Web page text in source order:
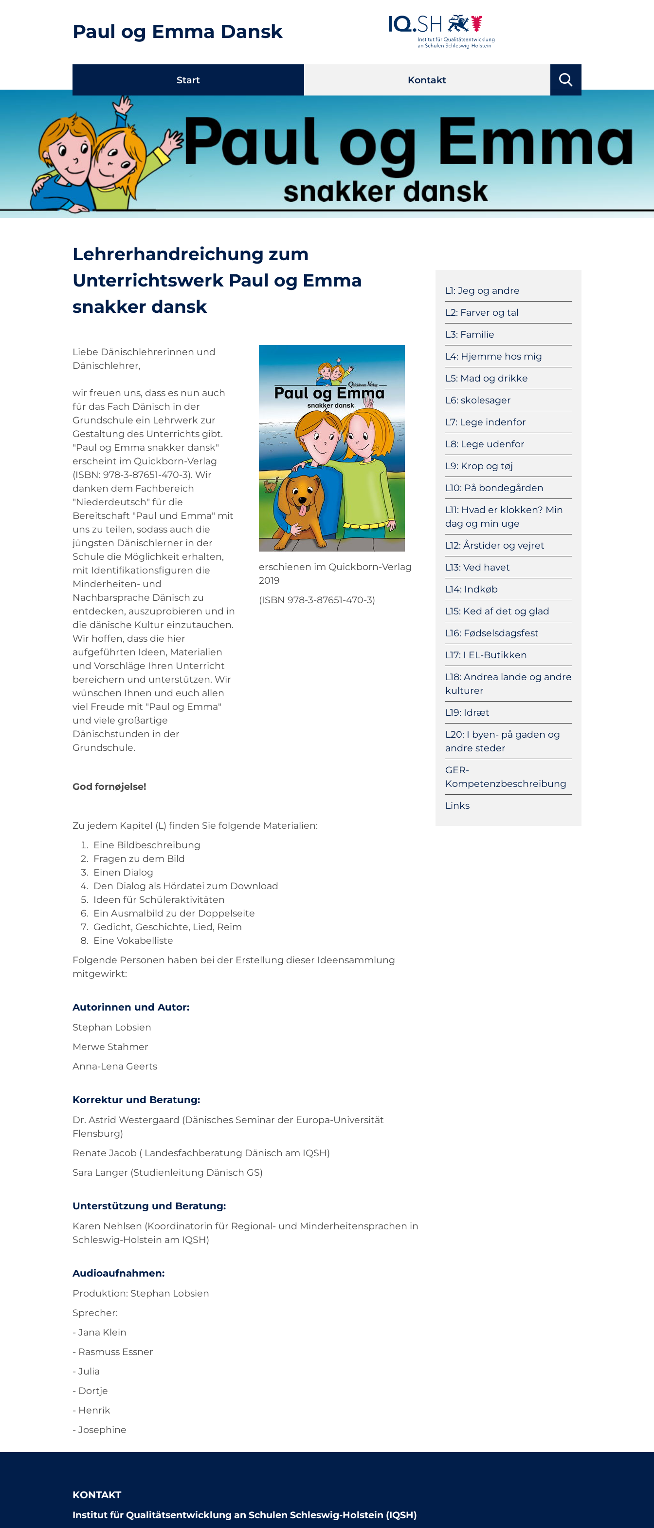
Paul og Emma Dansk
Start Kontakt Suchbegriffe
Lehrerhandreichung zum
Unterrichtswerk Paul og Emma
snakker dansk
Liebe Dänischlehrerinnen und
Dänischlehrer,
wir freuen uns, dass es nun auch
für das Fach Dänisch in der
Grundschule ein Lehrwerk zur
Gestaltung des Unterrichts gibt.
"Paul og Emma snakker dansk"
erscheint im Quickborn-Verlag
(ISBN: 978-3-87651-470-3). Wir
danken dem Fachbereich
"Niederdeutsch" für die
Bereitschaft "Paul und Emma" mit
uns zu teilen, sodass auch die
jüngsten Dänischlerner in der
Schule die Möglichkeit erhalten,
mit Identifikationsfiguren die
Minderheiten- und
Nachbarsprache Dänisch zu
entdecken, auszuprobieren und in
die dänische Kultur einzutauchen.
Wir hoffen, dass die hier
aufgeführten Ideen, Materialien
und Vorschläge Ihren Unterricht
bereichern und unterstützen. Wir
wünschen Ihnen und euch allen
viel Freude mit "Paul og Emma"
und viele großartige
Dänischstunden in der
Grundschule.
God fornøjelse!
erschienen im Quickborn-Verlag
2019
(ISBN 978-3-87651-470-3)
Zu jedem Kapitel (L) finden Sie folgende Materialien:
Eine Bildbeschreibung
Fragen zu dem Bild
Einen Dialog
Den Dialog als Hördatei zum Download
Ideen für Schüleraktivitäten
Ein Ausmalbild zu der Doppelseite
Gedicht, Geschichte, Lied, Reim
Eine Vokabelliste
Folgende Personen haben bei der Erstellung dieser Ideensammlung
mitgewirkt:
Autorinnen und Autor:
Stephan Lobsien
Merwe Stahmer
Anna-Lena Geerts
Korrektur und Beratung:
Dr. Astrid Westergaard (Dänisches Seminar der Europa-Universität
Flensburg)
Renate Jacob ( Landesfachberatung Dänisch am IQSH)
Sara Langer (Studienleitung Dänisch GS)
Unterstützung und Beratung:
Karen Nehlsen (Koordinatorin für Regional- und Minderheitensprachen in
Schleswig-Holstein am IQSH)
Audioaufnahmen:
Produktion: Stephan Lobsien
Sprecher:
- Jana Klein
- Rasmuss Essner
- Julia
- Dortje
- Henrik
- Josephine
überspringen
L1: Jeg og andre
L2: Farver og tal
L3: Familie
L4: Hjemme hos mig
L5: Mad og drikke
L6: skolesager
L7: Lege indenfor
L8: Lege udenfor
L9: Krop og tøj
L10: På bondegården
L11: Hvad er klokken? Min
dag og min uge
L12: Årstider og vejret
L13: Ved havet
L14: Indkøb
L15: Ked af det og glad
L16: Fødselsdagsfest
L17: I EL-Butikken
L18: Andrea lande og andre
kulturer
L19: Idræt
L20: I byen- på gaden og
andre steder
GER-
Kompetenzbeschreibung
Links
KONTAKT
Institut für Qualitätsentwicklung an Schulen Schleswig-Holstein (IQSH)